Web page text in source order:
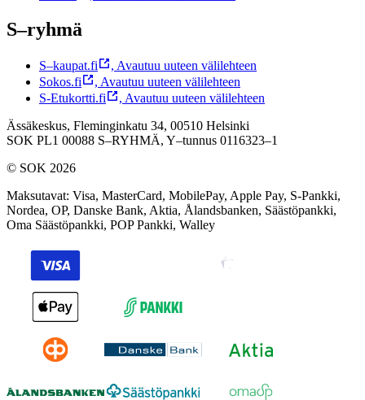
S–ryhmä
S–kaupat.fi , Avautuu uuteen välilehteen
Sokos.fi
, Avautuu uuteen välilehteen
S-Etukortti.fi
, Avautuu uuteen välilehteen
Ässäkeskus, Fleminginkatu 34, 00510 Helsinki
SOK PL1 00088 S–RYHMÄ, Y–tunnus 0116323–1
© SOK 2026
Maksutavat: Visa, MasterCard, MobilePay, Apple Pay, S-Pankki,
Nordea, OP, Danske Bank, Aktia, Ålandsbanken, Säästöpankki,
Oma Säästöpankki, POP Pankki, Walley